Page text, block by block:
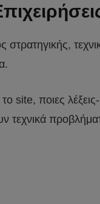
ποιες λέξεις-
τεχνικά